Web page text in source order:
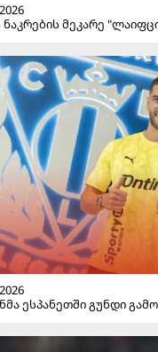
ნაკრების მეკარე
ესპანეთში გუნდი